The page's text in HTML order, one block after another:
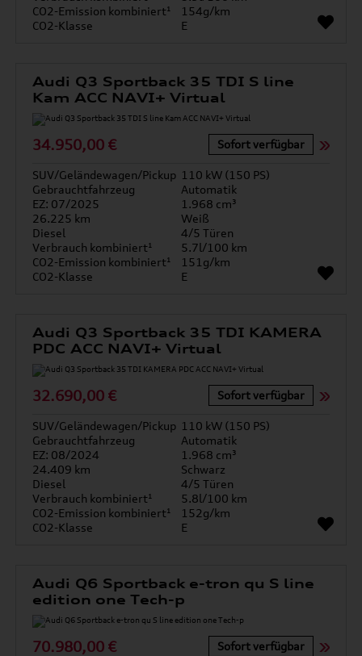
CO2-Emission kombiniert¹
154g/km
CO2-Klasse
E
Audi Q3 Sportback 35 TDI S line
Kam ACC NAVI+ Virtual
34.950,00 € Sofort verfügbar
SUV/Geländewagen/Pickup 110 kW (150 PS)
Gebrauchtfahrzeug
Automatik
EZ: 07/2025
1.968 cm³
26.225 km
Weiß
Diesel
4/5 Türen
Verbrauch kombiniert¹
5.7l/100 km
CO2-Emission kombiniert¹
151g/km
CO2-Klasse
E
Audi Q3 Sportback 35 TDI KAMERA
PDC ACC NAVI+ Virtual
32.690,00 € Sofort verfügbar
SUV/Geländewagen/Pickup 110 kW (150 PS)
Gebrauchtfahrzeug
Automatik
EZ: 08/2024
1.968 cm³
24.409 km
Schwarz
Diesel
4/5 Türen
Verbrauch kombiniert¹
5.8l/100 km
CO2-Emission kombiniert¹
152g/km
CO2-Klasse
E
Audi Q6 Sportback e-tron qu S line
edition one Tech-p
70.980,00 € Sofort verfügbar